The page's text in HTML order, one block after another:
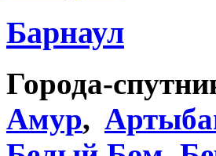
Барнаул
Города-
Амур,